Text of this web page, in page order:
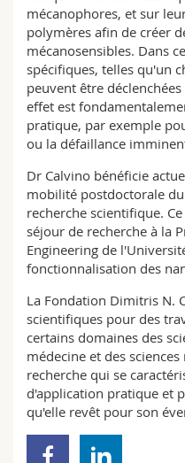
mécanophores, et sur
polymères afin de créer
mécanosensibles. Dans
spécifiques, telles qu'un
peuvent être
effet est
pratique, par exemple
ou la défaillance
Dr Calvino bénéficie
mobilité postdoctorale
recherche scientifique.
séjour de recherche à la
Engineering de
fonctionnalisation des
La Fondation Dimitris N.
scientifiques pour des
certains domaines des
médecine et des
recherche qui se
d'application pratique et
qu'elle revêt pour son